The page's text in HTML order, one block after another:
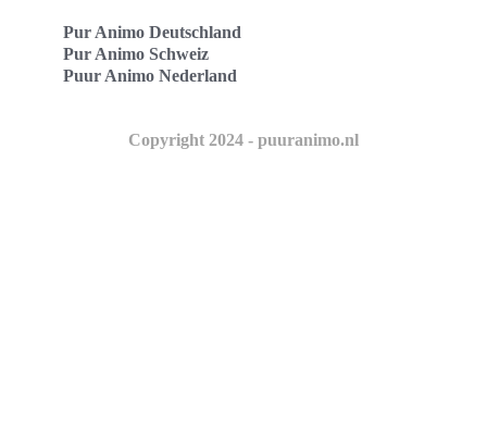
Pur Animo Deutschland
Pur Animo Schweiz
Puur Animo Nederland
Copyright 2024 - puuranimo.nl